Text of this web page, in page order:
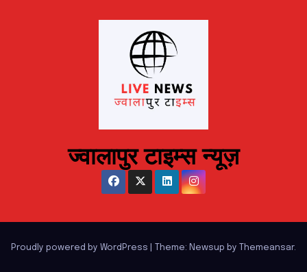
ज्वालापुर टाइम्स न्यूज़
Proudly powered by WordPress Theme: Newsup by Themeansar.